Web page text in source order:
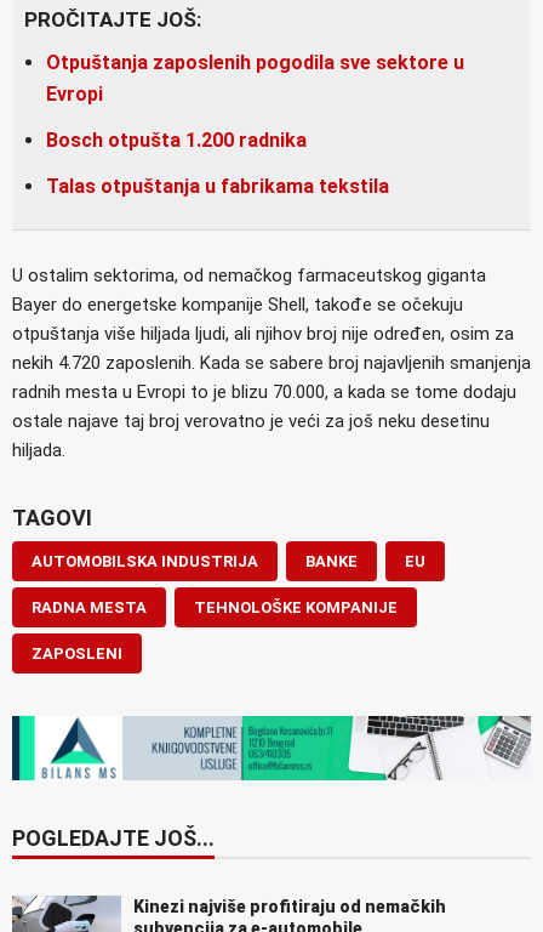
PROČITAJTE JOŠ:
Otpuštanja zaposlenih pogodila sve sektore u
Evropi
Bosch otpušta 1.200 radnika
Talas otpuštanja u fabrikama tekstila
U ostalim sektorima, od nemačkog farmaceutskog giganta
Bayer do energetske kompanije Shell, takođe se očekuju
otpuštanja više hiljada ljudi, ali njihov broj nije određen, osim za
nekih 4.720 zaposlenih. Kada se sabere broj najavljenih smanjenja
radnih mesta u Evropi to je blizu 70.000, a kada se tome dodaju
ostale najave taj broj verovatno je veći za još neku desetinu
hiljada.
TAGOVI
AUTOMOBILSKA INDUSTRIJA BANKE EU
RADNA MESTA TEHNOLOŠKE KOMPANIJE
ZAPOSLENI
POGLEDAJTE JOŠ...
Kinezi najviše profitiraju od nemačkih
subvencija za e-automobile